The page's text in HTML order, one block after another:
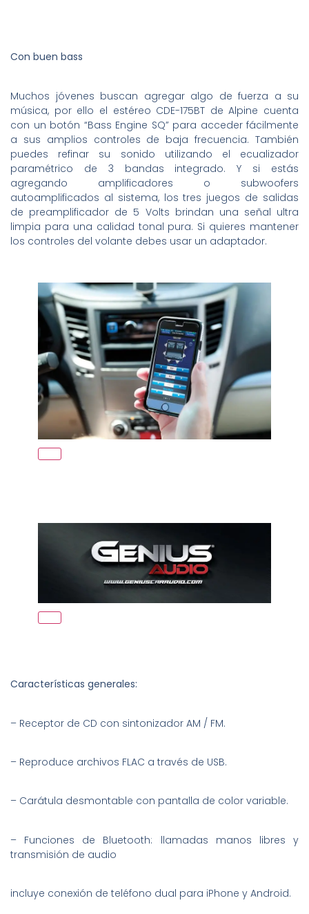
Con buen bass
Muchos jóvenes buscan agregar algo de fuerza a su
música, por ello el estéreo CDE-175BT de Alpine cuenta
con un botón “Bass Engine SQ” para acceder fácilmente
a sus amplios controles de baja frecuencia. También
puedes refinar su sonido utilizando el ecualizador
paramétrico de 3 bandas integrado. Y si estás
agregando amplificadores o subwoofers
autoamplificados al sistema, los tres juegos de salidas
de preamplificador de 5 Volts brindan una señal ultra
limpia para una calidad tonal pura. Si quieres mantener
los controles del volante debes usar un adaptador.
Características generales:
– Receptor de CD con sintonizador AM / FM.
– Reproduce archivos FLAC a través de USB.
– Carátula desmontable con pantalla de color variable.
– Funciones de Bluetooth: llamadas manos libres y
transmisión de audio
incluye conexión de teléfono dual para iPhone y Android.